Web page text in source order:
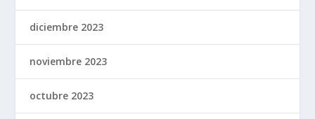
diciembre 2023
noviembre 2023
octubre 2023